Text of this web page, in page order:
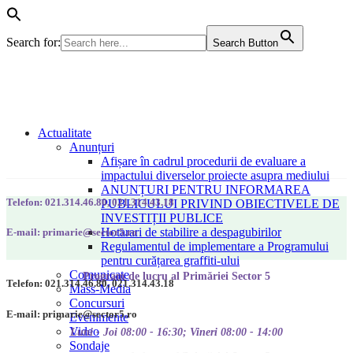
Search for: Search Button
Actualitate
Anunțuri
Afișare în cadrul procedurii de evaluare a
impactului diverselor proiecte asupra mediului
ANUNȚURI PENTRU INFORMAREA
PUBLICULUI PRIVIND OBIECTIVELE DE
INVESTIȚII PUBLICE
Hotarari de stabilire a despagubirilor
Regulamentul de implementare a Programului
pentru curățarea graffiti-ului
Comunicate
Mass-Media
Concursuri
Evenimente
Video
Sondaje
Telefon: 021.314.46.80, 021.314.43.18
E-mail: primarie@sector5.ro
Program de lucru al Primăriei Sector 5
Luni - Joi 08:00 - 16:30; Vineri 08:00 - 14:00
Telefon: 021.314.46.80, 021.314.43.18
E-mail: primarie@sector5.ro